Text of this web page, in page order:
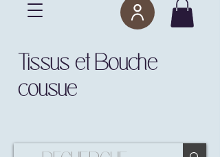
Tissus et Bouche
cousue